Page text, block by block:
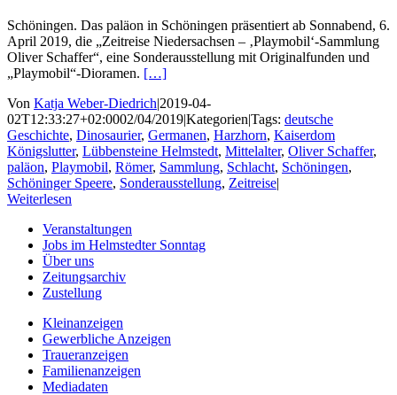
Schöningen. Das paläon in Schöningen präsentiert ab Sonnabend, 6.
April 2019, die „Zeitreise Niedersachsen – ‚Playmobil‘-Sammlung
Oliver Schaffer“, eine Sonderausstellung mit Originalfunden und
„Playmobil“-Dioramen. […]
Von Katja Weber-Diedrich|2019-04-
02T12:33:27+02:0002/04/2019|Kategorien|Tags: deutsche
Geschichte, Dinosaurier, Germanen, Harzhorn, Kaiserdom
Königslutter, Lübbensteine Helmstedt, Mittelalter, Oliver Schaffer,
paläon, Playmobil, Römer, Sammlung, Schlacht, Schöningen,
Schöninger Speere, Sonderausstellung, Zeitreise|
Weiterlesen
Veranstaltungen
Jobs im Helmstedter Sonntag
Über uns
Zeitungsarchiv
Zustellung
Kleinanzeigen
Gewerbliche Anzeigen
Traueranzeigen
Familienanzeigen
Mediadaten